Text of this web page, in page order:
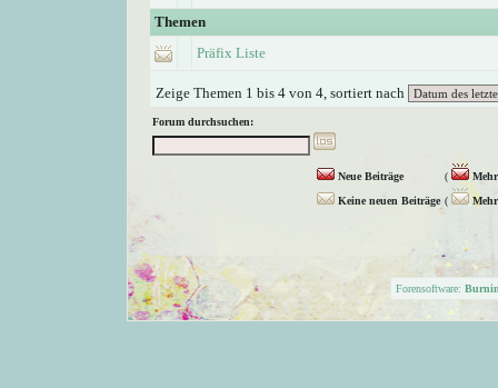
Themen
Präfix Liste
Zeige Themen 1 bis 4 von 4, sortiert nach
Forum durchsuchen:
Neue Beiträge (
Keine neuen Beiträge (
Forensoftware: